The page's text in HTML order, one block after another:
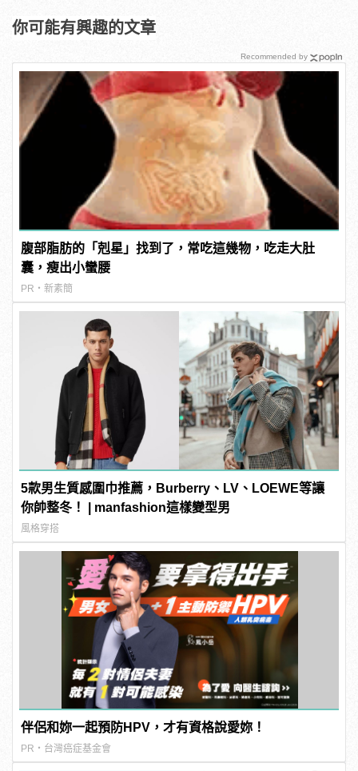
你可能有興趣的文章
腹部脂肪的「剋星」找到了，常吃這幾物，吃走大肚
囊，瘦出小蠻腰
PR・新素簡
5款男生質感圍巾推薦，Burberry、LV、LOEWE等讓
你帥整冬！ | manfashion這樣變型男
風格穿搭
伴侶和妳一起預防HPV，才有資格說愛妳！
PR・台灣癌症基金會
Recommended by